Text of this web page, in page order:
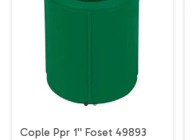
Cople Ppr 1'' Foset 49893